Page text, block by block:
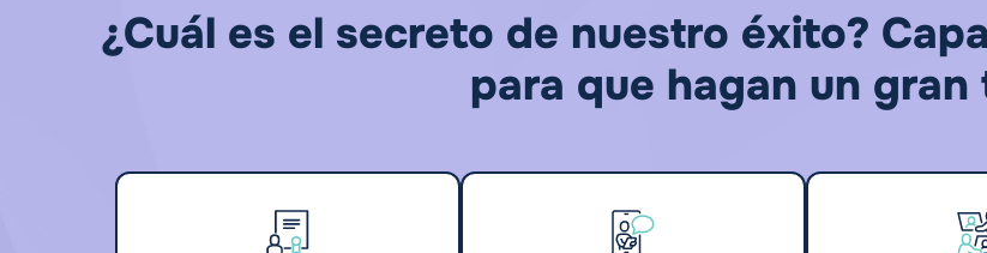
¿Cuál es el secreto de nuestro éxito?
para que hagan un gran